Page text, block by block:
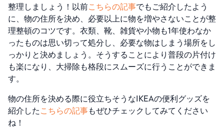
整理しましょう！以前こちらの記事でもご紹介したよう
に、物の住所を決め、必要以上に物を増やさないことが整
理整頓のコツです。衣類、靴、雑貨や小物も1年使わなか
ったものは思い切って処分し、必要な物はしまう場所をし
っかりと決めましょう。そうすることにより普段の片付け
も楽になり、大掃除も格段にスムーズに行うことができま
す。
物の住所を決める際に役立ちそうなIKEAの便利グッズを
紹介した こちらの記事もぜひチェックしてみてください
ね！